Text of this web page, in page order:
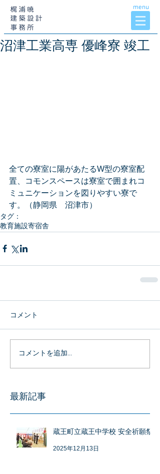
menu
沼津工業高専 優峰寮 竣工
全ての寮室に陽があたるW型の寮室配
置、コモンスペースは寮室で囲まれコ
ミュニケーションを図りやすい寮で
す。（静岡県　沼津市）
タグ：
教育施設寄宿舎
コメント
コメントを追加…
最新記事
蔵王町立蔵王中学校 安全祈願祭
2025年12月13日